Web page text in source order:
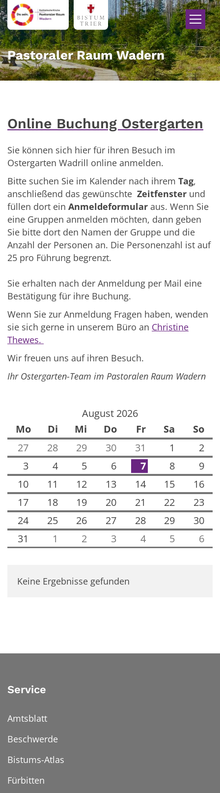
Zum Inhalt springen
Pastoraler Raum Wadern
Online Buchung Ostergarten
Sie können sich hier für ihren Besuch im
Ostergarten Wadrill online anmelden.
Bitte suchen Sie im Kalender nach ihrem Tag,
anschließend das gewünschte Zeitfenster und
füllen dort ein Anmeldeformular aus. Wenn Sie
eine Gruppen anmelden möchten, dann geben
Sie bitte dort den Namen der Gruppe und die
Anzahl der Personen an. Die Personenzahl ist auf
25 pro Führung begrenzt.
Sie erhalten nach der Anmeldung per Mail eine
Bestätigung für ihre Buchung.
Wenn Sie zur Anmeldung Fragen haben, wenden
sie sich gerne in unserem Büro an Christine
Thewes.
Wir freuen uns auf ihren Besuch.
Ihr Ostergarten-Team im Pastoralen Raum Wadern
Keine Ergebnisse gefunden
August 2026
Mo
Di Mi Do Fr Sa
So
27
28 29 30 31 1
2
3
4 5 6 7 8
9
10
11 12 13 14 15
16
17
18 19 20 21 22
23
24
25 26 27 28 29
30
31
1 2 3 4 5 6
Service
Amtsblatt
Beschwerde
Bistums-Atlas
Fürbitten